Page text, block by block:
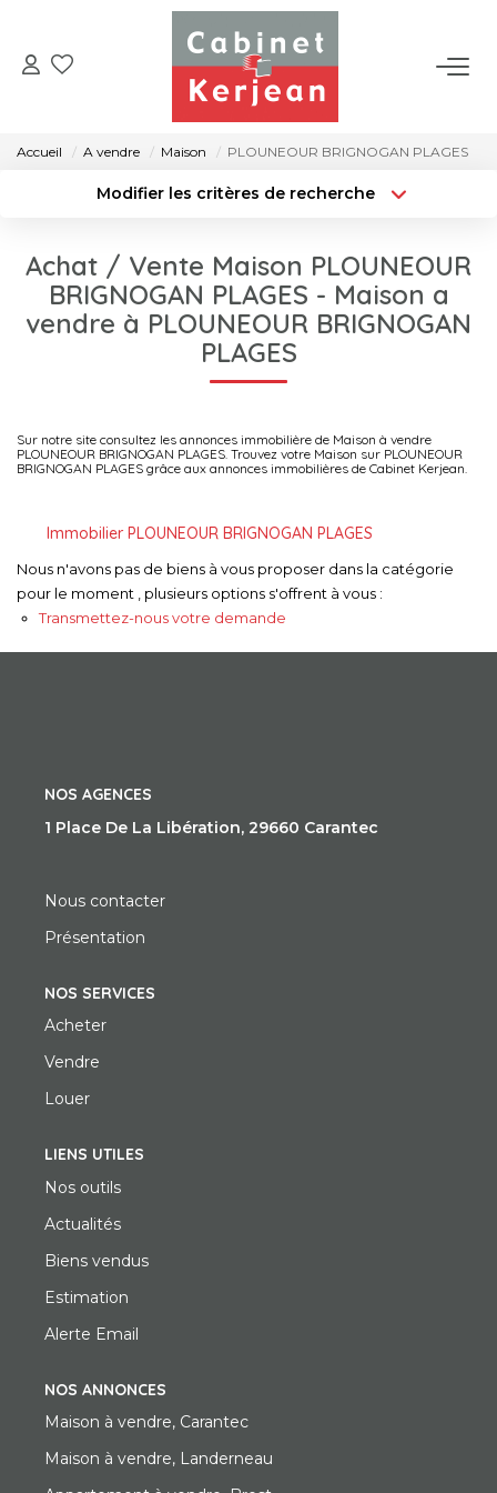
ACHETER
NOS AGENCES
CONTACT
Accueil A vendre Maison PLOUNEOUR BRIGNOGAN PLAGES
Modifier les critères de recherche
Sélectionnez...
Type de bien
Surface min
Rayon
Achat / Vente Maison PLOUNEOUR
BRIGNOGAN PLAGES - Maison a
vendre à PLOUNEOUR BRIGNOGAN
PLAGES
Sur notre site consultez les annonces immobilière de Maison à vendre
PLOUNEOUR BRIGNOGAN PLAGES. Trouvez votre Maison sur PLOUNEOUR
BRIGNOGAN PLAGES grâce aux annonces immobilières de Cabinet Kerjean.
Immobilier PLOUNEOUR BRIGNOGAN PLAGES
Nous n'avons pas de biens à vous proposer dans la catégorie
pour le moment , plusieurs options s'offrent à vous :
Transmettez-nous votre demande
NOS AGENCES
1 Place De La Libération, 29660 Carantec
Nous contacter
Présentation
NOS SERVICES
Acheter
Vendre
Louer
LIENS UTILES
Nos outils
Actualités
Biens vendus
Estimation
Alerte Email
NOS ANNONCES
Maison à vendre, Carantec
Maison à vendre, Landerneau